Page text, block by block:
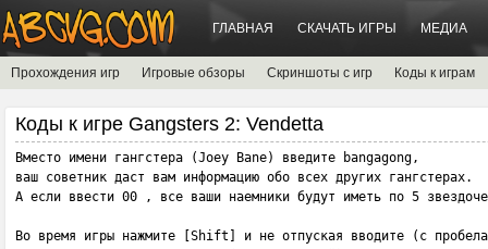
ГЛАВНАЯ СКАЧАТЬ ИГРЫ МЕДИА
Прохождения игр Игровые обзоры Скриншоты с игр Коды к играм
Коды к игре Gangsters 2: Vendetta
Вместо имени гангстера (Joey Bane) введите bangagong,
ваш советник даст вам информацию обо всех других гангстерах.
А если ввести 00 , все ваши наемники будут иметь по 5
Во время игры нажмите [Shift] и не отпуская вводите (c